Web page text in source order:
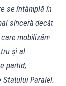
se întâmplă în
sinceră decât
mobilizăm
și al
partid;
Paralel.